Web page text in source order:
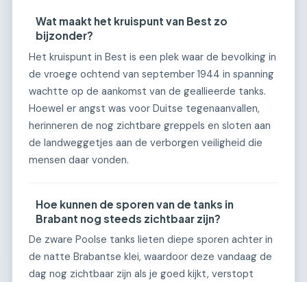
Wat maakt het kruispunt van Best zo
bijzonder?
Het kruispunt in Best is een plek waar de bevolking in
de vroege ochtend van september 1944 in spanning
wachtte op de aankomst van de geallieerde tanks.
Hoewel er angst was voor Duitse tegenaanvallen,
herinneren de nog zichtbare greppels en sloten aan
de landweggetjes aan de verborgen veiligheid die
mensen daar vonden.
Hoe kunnen de sporen van de tanks in
Brabant nog steeds zichtbaar zijn?
De zware Poolse tanks lieten diepe sporen achter in
de natte Brabantse klei, waardoor deze vandaag de
dag nog zichtbaar zijn als je goed kijkt, verstopt